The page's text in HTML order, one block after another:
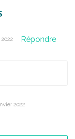
Répondre
2022